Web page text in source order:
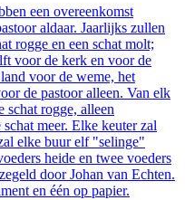
een overeenkomst
aldaar. Jaarlijks zullen
rogge en een schat molt;
voor de kerk en voor de
voor de weme, het
de pastoor alleen. Van elk
schat rogge, alleen
meer. Elke keuter zal
elke buur elf "selinge"
heide en twee voeders
door Johan van Echten.
en één op papier.